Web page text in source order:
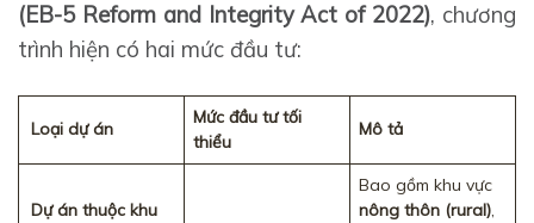
(EB-5 Reform and Integrity Act of 2022), chương
trình hiện có hai mức đầu tư:
Loại dự án
Mức đầu tư tối
thiểu
Mô tả
Dự án thuộc khu
Bao gồm khu vực
nông thôn (rural),